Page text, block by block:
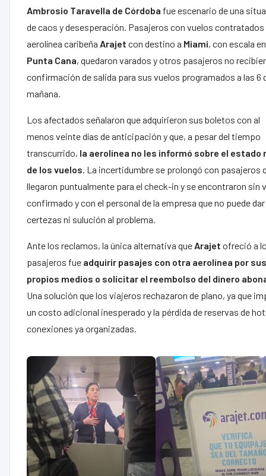
Ambrosio Taravella de Córdoba fue escenario de una
de caos y desesperación. Pasajeros con vuelos contratados
aerolínea caribeña Arajet con destino a Miami, con escala en
Punta Cana, quedaron varados y otros pasajeros no
confirmación de salida para sus vuelos programados a las 6
mañana.
Los afectados señalaron que adquirieron sus boletos con al
menos veinte días de anticipación y que, a pesar del tiempo
transcurrido, la aerolínea no les informó sobre el estado
de los vuelos. La incertidumbre se prolongó con pasajeros
llegaron puntualmente para el check-in y se encontraron sin
confirmado y con el personal de la empresa que no puede dar
certezas ni sulución al problema.
Ante los reclamos, la única alternativa que Arajet ofreció a
pasajeros fue adquirir pasajes con otra aerolínea por sus
propios medios o solicitar el reembolso del dinero
Una solución que los viajeros rechazaron de plano, ya que
un costo adicional inesperado y la pérdida de reservas de
conexiones ya organizadas.